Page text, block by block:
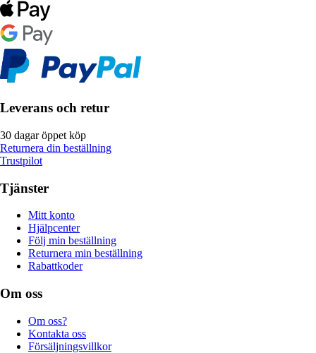
Leverans och retur
30 dagar öppet köp
Returnera din beställning
Trustpilot
Tjänster
Mitt konto
Hjälpcenter
Följ min beställning
Returnera min beställning
Rabattkoder
Om oss
Om oss?
Kontakta oss
Försäljningsvillkor